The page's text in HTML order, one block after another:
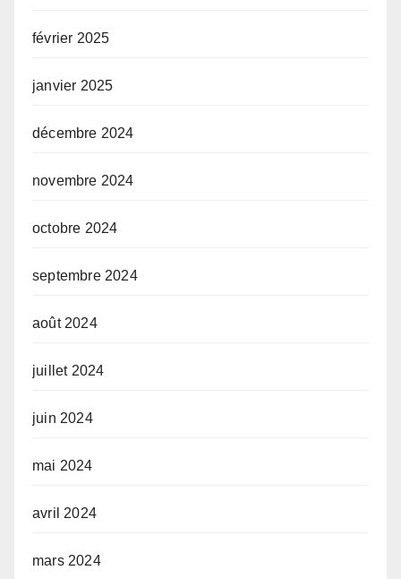
février 2025
janvier 2025
décembre 2024
novembre 2024
octobre 2024
septembre 2024
août 2024
juillet 2024
juin 2024
mai 2024
avril 2024
mars 2024